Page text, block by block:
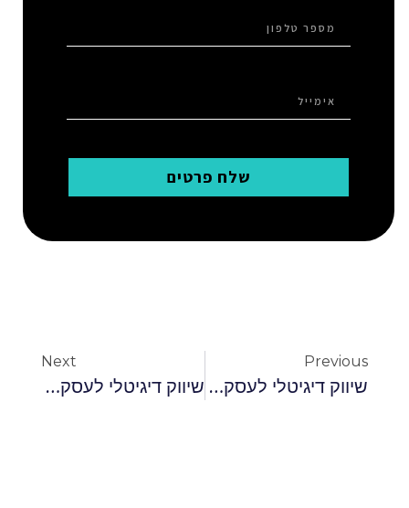
שלח פרטים
Previous
שיווק דיגיטלי לעסקים קטנים
Next
שיווק דיגיטלי לעסקים קטנים